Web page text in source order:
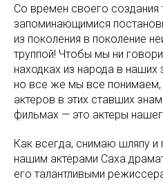
Со времен своего создания
запоминающимися
из поколения в поколение
труппой! Чтобы мы ни
находках из народа в
но все же мы все понимаем,
актеров в этих ставших
фильмах — это актеры
Как всегда, снимаю шляпу
нашим актерами Саха
его талантливыми